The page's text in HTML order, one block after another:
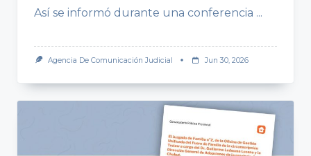
Así se informó durante una conferencia ...
Agencia De Comunicación Judicial Jun 30, 2026